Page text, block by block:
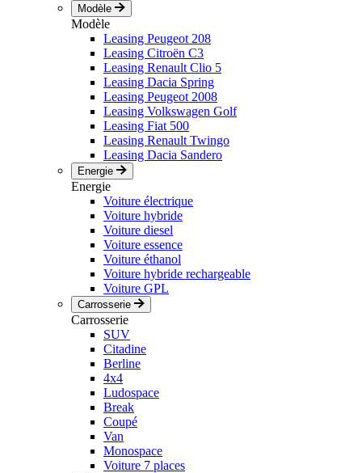
Modèle
Modèle
Leasing Peugeot 208
Leasing Citroën C3
Leasing Renault Clio 5
Leasing Dacia Spring
Leasing Peugeot 2008
Leasing Volkswagen Golf
Leasing Fiat 500
Leasing Renault Twingo
Leasing Dacia Sandero
Energie
Energie
Voiture électrique
Voiture hybride
Voiture diesel
Voiture essence
Voiture éthanol
Voiture hybride rechargeable
Voiture GPL
Carrosserie
Carrosserie
SUV
Citadine
Berline
4x4
Ludospace
Break
Coupé
Van
Monospace
Voiture 7 places